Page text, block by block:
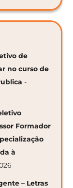
de
no curso de
-
Formador
à
– Letras